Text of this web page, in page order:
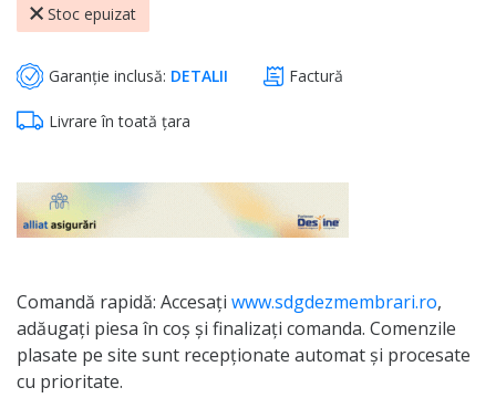
Stoc epuizat
Garanție inclusă: DETALII Factură
Livrare în toată țara
Comandă rapidă: Accesați www.sdgdezmembrari.ro,
adăugați piesa în coș și finalizați comanda. Comenzile
plasate pe site sunt recepționate automat și procesate
cu prioritate.